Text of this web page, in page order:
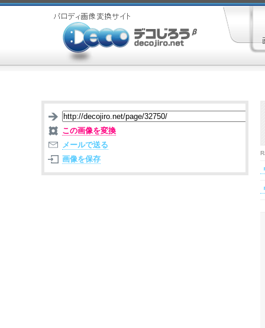
この画像を変換
メールで送る
画像を保存